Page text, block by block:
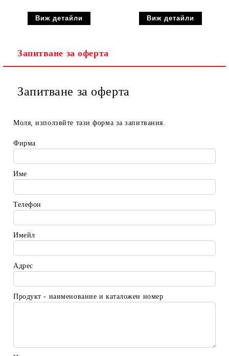
Виж детайли Виж детайли
Запитване за оферта
Запитване за оферта
Моля, използвйте тази форма за запитвания.
Фирма
Име
Телефон
Имейл
Адрес
Продукт - наименование и каталожен номер